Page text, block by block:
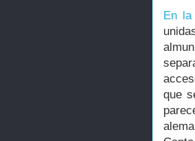
En la
que